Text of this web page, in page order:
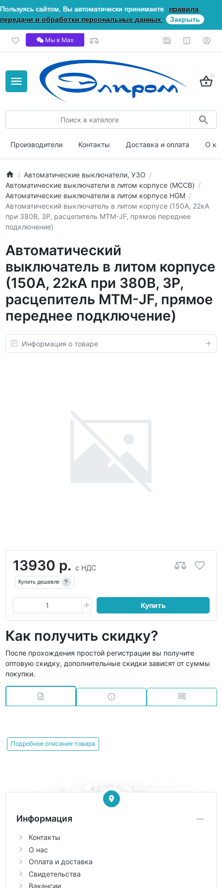
Пользуясь сайтом, Вы автоматически принимаете
правила
передачи и обработки персональных данных
Закрыть
Мы в Мах
0
Производители Контакты Доставка и оплата О
Автоматические выключатели, УЗО
Автоматические выключатели в литом корпусе (MCCB)
Автоматические выключатели в литом корпусе HGM
Автоматический выключатель в литом корпусе (150А, 22кА
при 380В, 3P, расцепитель MTM-JF, прямое переднее
подключение)
Автоматический
выключатель в литом корпусе
(150А, 22кА при 380В, 3P,
расцепитель MTM-JF, прямое
переднее подключение)
Информация о товаре
13930 р. с НДС
Купить дешевле ?
Купить
Как получить скидку?
После прохождения простой регистрации вы получите
оптовую скидку, дополнительные скидки зависят от суммы
покупки.
Подробное описание товара
Информация
Контакты
О нас
Оплата и доставка
Свидетельства
Вакансии